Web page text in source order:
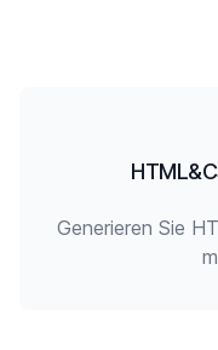
Generieren Sie